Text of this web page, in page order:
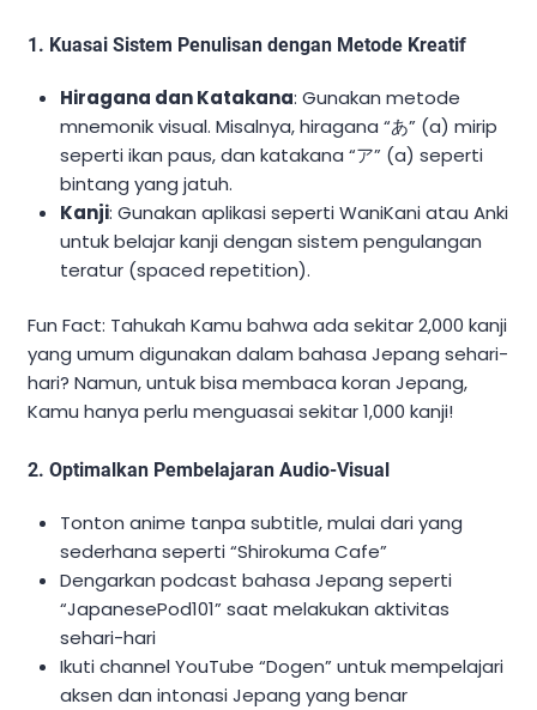
1. Kuasai Sistem Penulisan dengan Metode Kreatif
Hiragana dan Katakana: Gunakan metode
mnemonik visual. Misalnya, hiragana “あ” (a) mirip
seperti ikan paus, dan katakana “ア” (a) seperti
bintang yang jatuh.
Kanji: Gunakan aplikasi seperti WaniKani atau Anki
untuk belajar kanji dengan sistem pengulangan
teratur (spaced repetition).
Fun Fact: Tahukah Kamu bahwa ada sekitar 2,000 kanji
yang umum digunakan dalam bahasa Jepang sehari-
hari? Namun, untuk bisa membaca koran Jepang,
Kamu hanya perlu menguasai sekitar 1,000 kanji!
2. Optimalkan Pembelajaran Audio-Visual
Tonton anime tanpa subtitle, mulai dari yang
sederhana seperti “Shirokuma Cafe”
Dengarkan podcast bahasa Jepang seperti
“JapanesePod101” saat melakukan aktivitas
sehari-hari
Ikuti channel YouTube “Dogen” untuk mempelajari
aksen dan intonasi Jepang yang benar